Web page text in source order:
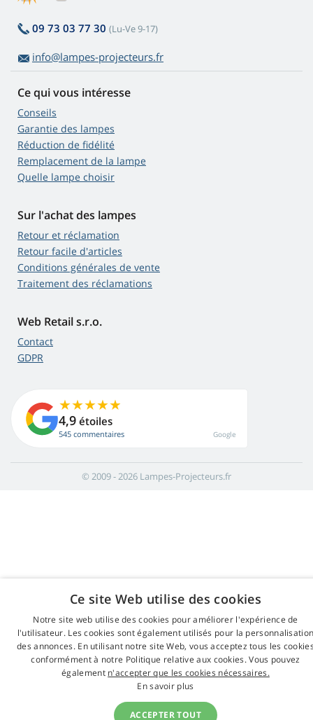
09 73 03 77 30 (Lu-Ve 9-17)
info@lampes-projecteurs.fr
Ce qui vous intéresse
Conseils
Garantie des lampes
Réduction de fidélité
Remplacement de la lampe
Quelle lampe choisir
Sur l'achat des lampes
Retour et réclamation
Retour facile d'articles
Conditions générales de vente
Traitement des réclamations
Web Retail s.r.o.
Contact
GDPR
4,9 étoiles
545 commentaires Google
© 2009 - 2026 Lampes-Projecteurs.fr
Ce site Web utilise des cookies
Notre site web utilise des cookies pour améliorer l'expérience de
l'utilisateur. Les cookies sont également utilisés pour la
des annonces. En utilisant notre site Web, vous acceptez tous les
conformément à notre Politique relative aux cookies. Vous pouvez
également n'accepter que les cookies nécessaires.
En savoir plus
ACCEPTER TOUT